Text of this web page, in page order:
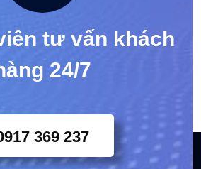
tư vấn khách
24/7
369 237